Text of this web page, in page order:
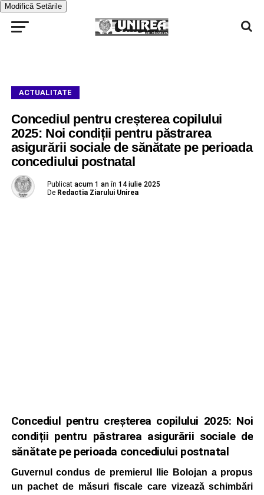
Modifică Setările
ACTUALITATE
Concediul pentru creșterea copilului
2025: Noi condiții pentru păstrarea
asigurării sociale de sănătate pe perioada
concediului postnatal
Publicat acum 1 an în 14 iulie 2025
De Redactia Ziarului Unirea
Concediul pentru creșterea copilului 2025: Noi
condiții pentru păstrarea asigurării sociale de
sănătate pe perioada concediului postnatal
Guvernul condus de premierul Ilie Bolojan a propus
un pachet de măsuri fiscale care vizează schimbări